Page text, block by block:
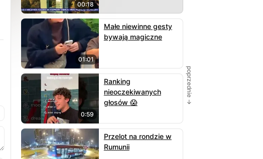
00:18
01:01
Małe niewinne gesty
bywają magiczne
0:59
Ranking
nieoczekiwanych
głosów 😱
Przelot na rondzie w
Rumunii
poprzednie →